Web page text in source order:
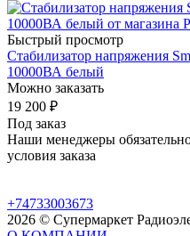
Быстрый просмотр
Стабилизатор напряжения
10000ВА белый
Можно заказать
19 200 ₽
Под заказ
Наши менеджеры
условия заказа
+74733003673
2026 © Супермаркет